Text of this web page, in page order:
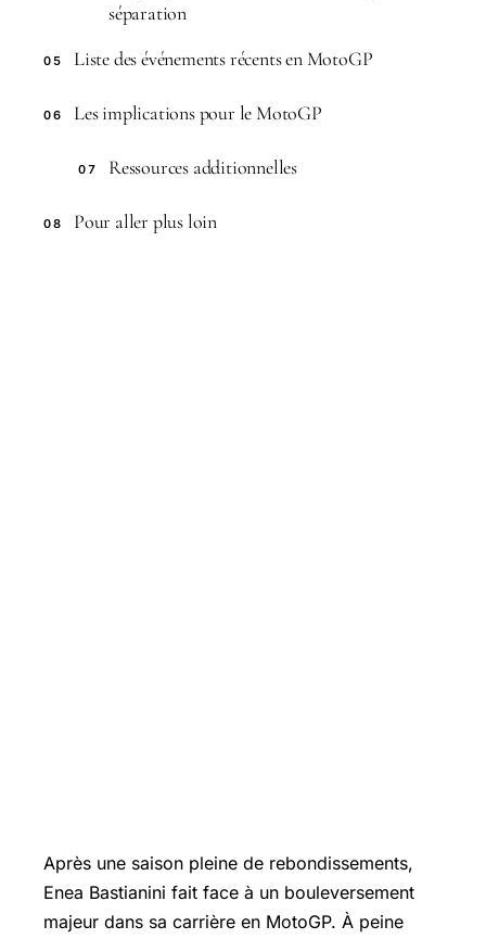
séparation
05 Liste des événements récents en MotoGP
06 Les implications pour le MotoGP
07 Ressources additionnelles
08 Pour aller plus loin
Après une saison pleine de rebondissements,
Enea Bastianini fait face à un bouleversement
majeur dans sa carrière en MotoGP. À peine